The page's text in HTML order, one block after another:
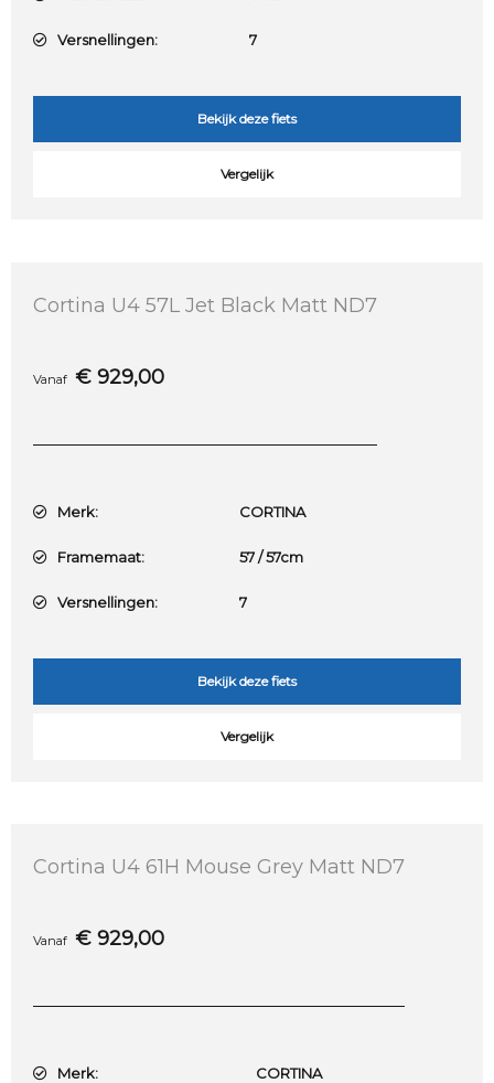
Versnellingen: 7
Bekijk deze fiets
Vergelijk
Cortina U4 57L Jet Black Matt ND7
Vanaf € 929,00
Merk: CORTINA
Framemaat: 57 / 57cm
Versnellingen: 7
Bekijk deze fiets
Vergelijk
Cortina U4 61H Mouse Grey Matt ND7
Vanaf € 929,00
Merk: CORTINA